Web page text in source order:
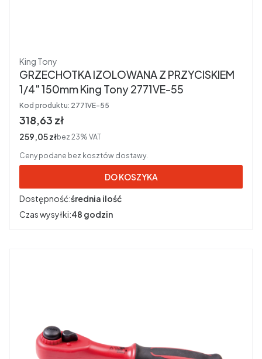
Producent
King Tony
GRZECHOTKA IZOLOWANA Z PRZYCISKIEM
1/4" 150mm King Tony 2771VE-55
Kod produktu: 2771VE-55
Cena brutto
318,63 zł
Cena netto
259,05 złbez 23% VAT
Ceny podane bez kosztów dostawy.
DO KOSZYKA
Dostępność:średnia ilość
Czas wysyłki:48 godzin